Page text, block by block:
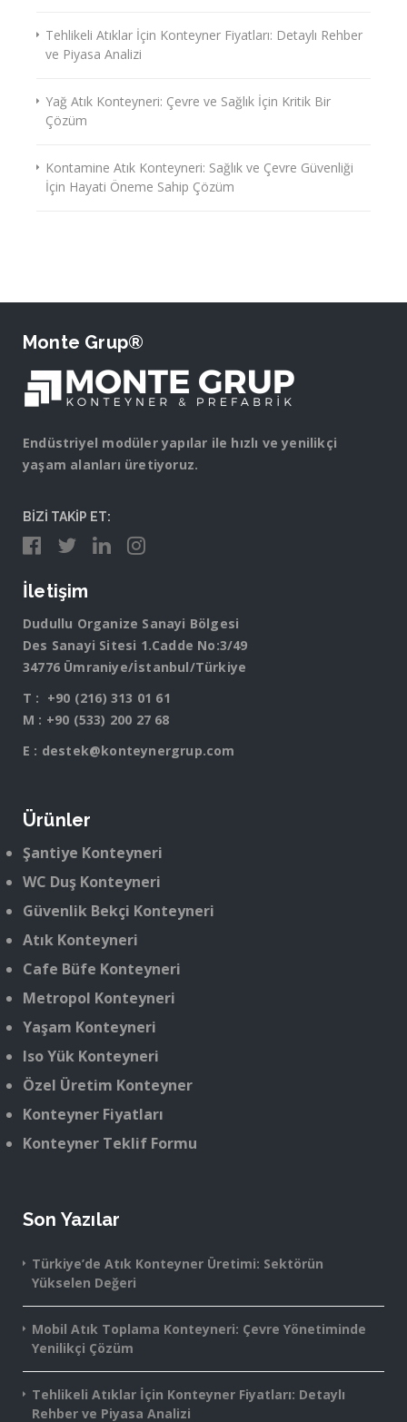
Tehlikeli Atıklar İçin Konteyner Fiyatları: Detaylı Rehber
ve Piyasa Analizi
Yağ Atık Konteyneri: Çevre ve Sağlık İçin Kritik Bir
Çözüm
Kontamine Atık Konteyneri: Sağlık ve Çevre Güvenliği
İçin Hayati Öneme Sahip Çözüm
Monte Grup®
Endüstriyel modüler yapılar ile hızlı ve yenilikçi
yaşam alanları üretiyoruz.
BİZİ TAKİP ET:
İletişim
Dudullu Organize Sanayi Bölgesi
Des Sanayi Sitesi 1.Cadde No:3/49
34776 Ümraniye/İstanbul/Türkiye
T : +90 (216) 313 01 61
M : +90 (533) 200 27 68
E : destek@konteynergrup.com
Ürünler
Şantiye Konteyneri
WC Duş Konteyneri
Güvenlik Bekçi Konteyneri
Atık Konteyneri
Cafe Büfe Konteyneri
Metropol Konteyneri
Yaşam Konteyneri
Iso Yük Konteyneri
Özel Üretim Konteyner
Konteyner Fiyatları
Konteyner Teklif Formu
Son Yazılar
Türkiye’de Atık Konteyner Üretimi: Sektörün
Yükselen Değeri
Mobil Atık Toplama Konteyneri: Çevre Yönetiminde
Yenilikçi Çözüm
Tehlikeli Atıklar İçin Konteyner Fiyatları: Detaylı
Rehber ve Piyasa Analizi